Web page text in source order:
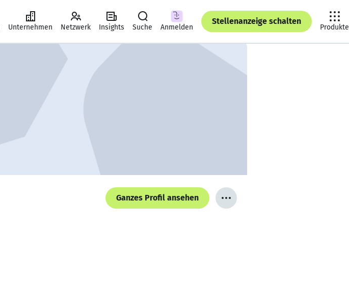
Unternehmen Netzwerk Insights Suche Anmelden
Stellenanzeige schalten
Produkte
Ganzes Profil ansehen